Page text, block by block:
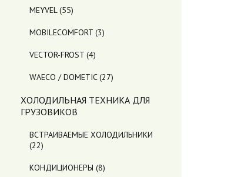
MEYVEL(55)
MOBILECOMFORT (3)
VECTOR-FROST (4)
WAECO / DOMETIC(27)
ХОЛОДИЛЬНАЯ ТЕХНИКА ДЛЯ
ГРУЗОВИКОВ
ВСТРАИВАЕМЫЕ ХОЛОДИЛЬНИКИ
(22)
КОНДИЦИОНЕРЫ (8)